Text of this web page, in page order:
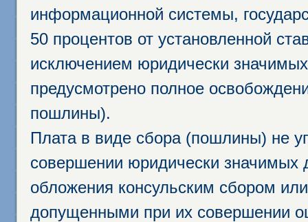
информационной системы,
50 процентов от установленной
исключением юридически
предусмотрено полное
пошлины).
Плата в виде сбора (пошлины) не
совершении юридически
обложения консульским сбором
допущенными при их совершении